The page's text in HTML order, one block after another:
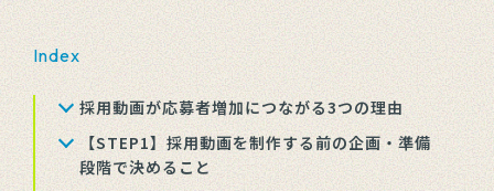
Index
採用動画が応募者増加につながる3つの理由
【STEP1】採用動画を制作する前の企画・準備
段階で決めること